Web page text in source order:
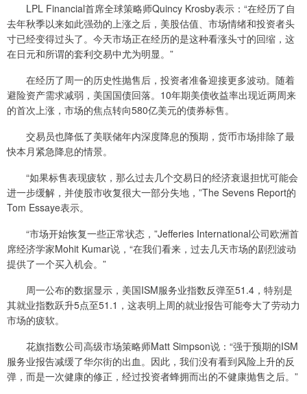
LPL Financial首席全球策略师Quincy Krosby表示：“在经历了自
去年秋季以来如此强劲的上涨之后，美股估值、市场情绪和投资者头
寸已经变得过头了。今天市场正在经历的是这种看涨头寸的回缩，这
在日元和所谓的套利交易中尤为明显。”
在经历了周一的历史性抛售后，投资者准备迎接更多波动。随着
避险资产需求减弱，美国国债回落。10年期美债收益率出现近两周来
的首次上涨，市场的焦点转向580亿美元的债券标售。
交易员也降低了美联储年内深度降息的预期，货币市场排除了最
快本月紧急降息的情景。
“如果标售表现疲软，那么过去几个交易日的经济衰退担忧可能会
进一步缓解，并使股市收复很大一部分失地，”The Sevens Report的
Tom Essaye表示。
“市场开始恢复一些正常状态，”Jefferies International公司欧洲首
席经济学家Mohit Kumar说，“在我们看来，过去几天市场的剧烈波动
提供了一个买入机会。”
周一公布的数据显示，美国ISM服务业指数反弹至51.4，特别是
其就业指数跃升5点至51.1，这表明上周的就业报告可能夸大了劳动力
市场的疲软。
花旗指数公司高级市场策略师Matt Simpson说：“强于预期的ISM
服务业报告减缓了华尔街的出血。因此，我们没有看到风险上升的反
弹，而是一次健康的修正，经过投资者蜂拥而出的不健康抛售之后。”